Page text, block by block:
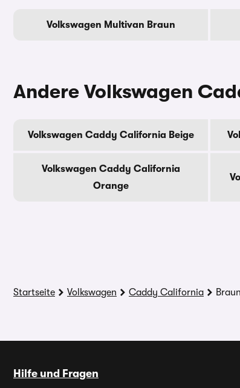
Volkswagen Multivan Braun
Andere Volkswagen
Volkswagen Caddy California Beige
Volkswagen Caddy California
Orange
Startseite Volkswagen Caddy California Braun
Hilfe und Fragen